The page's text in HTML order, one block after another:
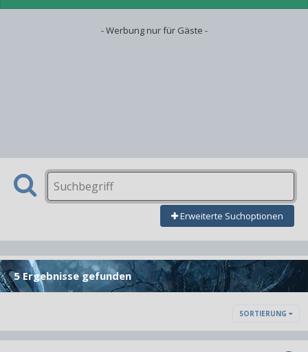
- Werbung nur für Gäste -
Erweiterte Suchoptionen
5 Ergebnisse gefunden
SORTIERUNG